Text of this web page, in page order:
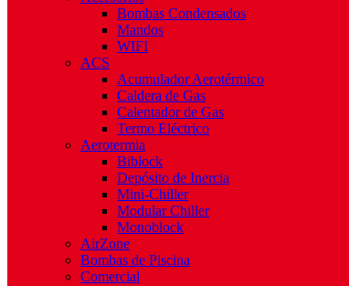
Bombas Condensados
Mandos
WIFI
ACS
Acumulador Aerotérmico
Caldera de Gas
Calentador de Gas
Termo Eléctrico
Aerotermia
Biblock
Depósito de Inercia
Mini-Chiller
Modular Chiller
Monoblock
AirZone
Bombas de Piscina
Comercial